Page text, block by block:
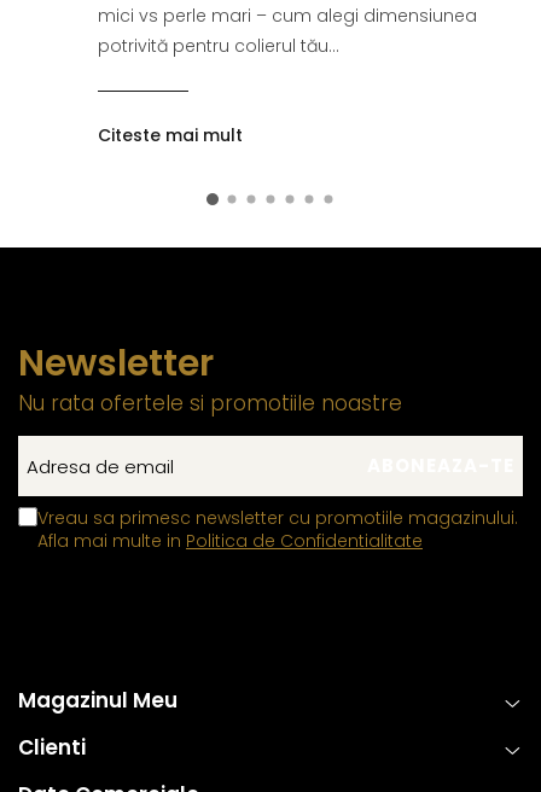
mici vs perle mari – cum alegi dimensiunea
potrivită pentru colierul tău...
Citeste mai mult
Newsletter
Nu rata ofertele si promotiile noastre
Vreau sa primesc newsletter cu promotiile magazinului.
Afla mai multe in Politica de Confidentialitate
Magazinul Meu
Clienti